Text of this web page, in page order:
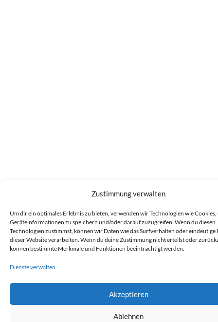
Zustimmung verwalten
Um dir ein optimales Erlebnis zu bieten, verwenden wir Technologien wie Cookies,
Geräteinformationen zu speichern und/oder darauf zuzugreifen. Wenn du diesen
Technologien zustimmst, können wir Daten wie das Surfverhalten oder eindeutige
dieser Website verarbeiten. Wenn du deine Zustimmung nicht erteilst oder
können bestimmte Merkmale und Funktionen beeinträchtigt werden.
Dienste verwalten
Akzeptieren
Ablehnen